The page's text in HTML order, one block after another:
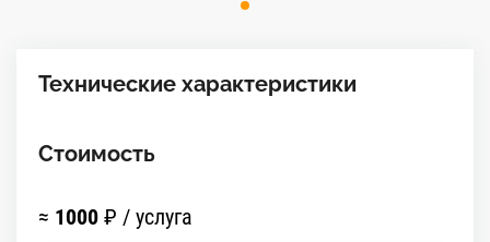
Технические характеристики
Стоимость
≈ 1000 ₽ / услуга